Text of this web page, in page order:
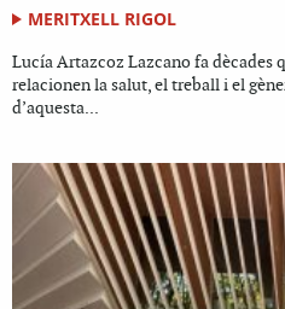
MERITXELL RIGOL
Lucía Artazcoz Lazcano fa dècades
relacionen la salut, el treball i el
d’aquesta...